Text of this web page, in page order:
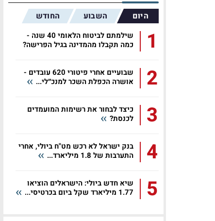
היום השבוע החודש
1
שילמתם לביטוח הלאומי 40 שנה -
כמה תקבלו מהמדינה בגיל הפרישה?
2
שבועיים אחרי פיטורי 620 עובדים -
אושרה הכפלת השכר למנכ״לי...
3
כיצד לבחור את רשימות המועמדים
לכנסת?
4
בנק ישראל לא רכש מט"ח ביולי, אחרי
התערבות של 1.8 מיליארד...
5
שיא חדש ביולי: הישראלים הוציאו
1.77 מיליארד שקל ביום בכרטיסי...